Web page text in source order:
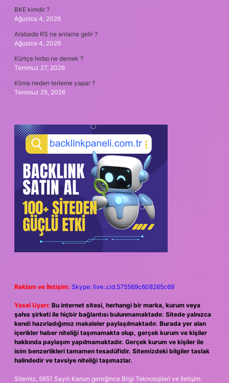
BKE kimdir ?
Ağustos 4, 2026
Arabada RS ne anlama gelir ?
Ağustos 4, 2026
Kürtçe hırbo ne demek ?
Temmuz 27, 2026
Klima neden terleme yapar ?
Temmuz 25, 2026
Reklam ve İletişim: Skype: live:.cid.575569c608265c69
Yasal Uyarı: Bu internet sitesi, herhangi bir marka, kurum veya
şahıs şirketi ile hiçbir bağlantısı bulunmamaktadır. Sitede yalnızca
kendi hazırladığımız makaleler paylaşılmaktadır. Burada yer alan
içerikler haber niteliği taşımamakta olup, gerçek kurum ve kişiler
hakkında paylaşım yapılmamaktadır. Gerçek kurum ve kişiler ile
isim benzerlikleri tamamen tesadüfidir. Sitemizdeki bilgiler taslak
halindedir ve tavsiye niteliği taşımazlar.
Sitemiz, 5651 Sayılı Kanun gereğince Bilgi Teknolojileri ve İletişim